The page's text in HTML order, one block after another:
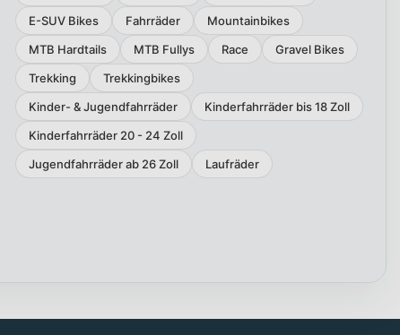
E-SUV Bikes
Fahrräder
Mountainbikes
MTB Hardtails
MTB Fullys Race
Gravel Bikes
Trekking
Trekkingbikes
Kinder- & Jugendfahrräder
Kinderfahrräder bis 18 Zoll
Kinderfahrräder 20 - 24 Zoll
Jugendfahrräder ab 26 Zoll
Laufräder